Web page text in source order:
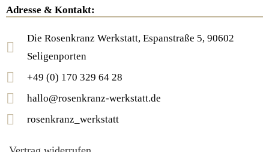
Adresse & Kontakt:
Die Rosenkranz Werkstatt, Espanstraße 5, 90602
Seligenporten
+49 (0) 170 329 64 28
hallo@rosenkranz-werkstatt.de
rosenkranz_werkstatt